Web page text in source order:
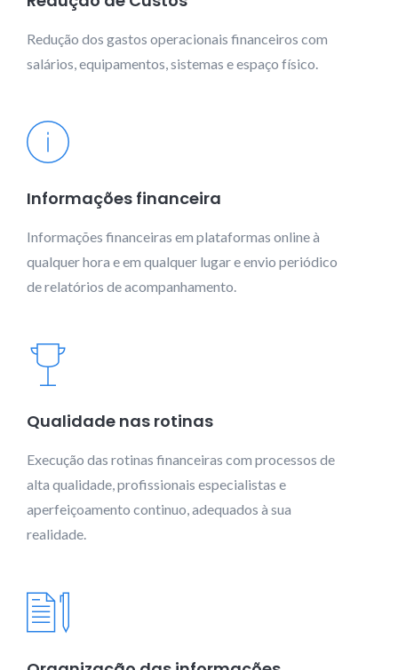
Redução dos gastos operacionais financeiros com
salários, equipamentos, sistemas e espaço físico.
Informações financeira
Informações financeiras em plataformas online à
qualquer hora e em qualquer lugar e envio periódico
de relatórios de acompanhamento.
Qualidade nas rotinas
Execução das rotinas financeiras com processos de
alta qualidade, profissionais especialistas e
aperfeiçoamento continuo, adequados à sua
realidade.